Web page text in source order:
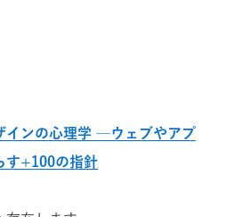
インの心理学 ─ウェブやアプ
す+100の指針